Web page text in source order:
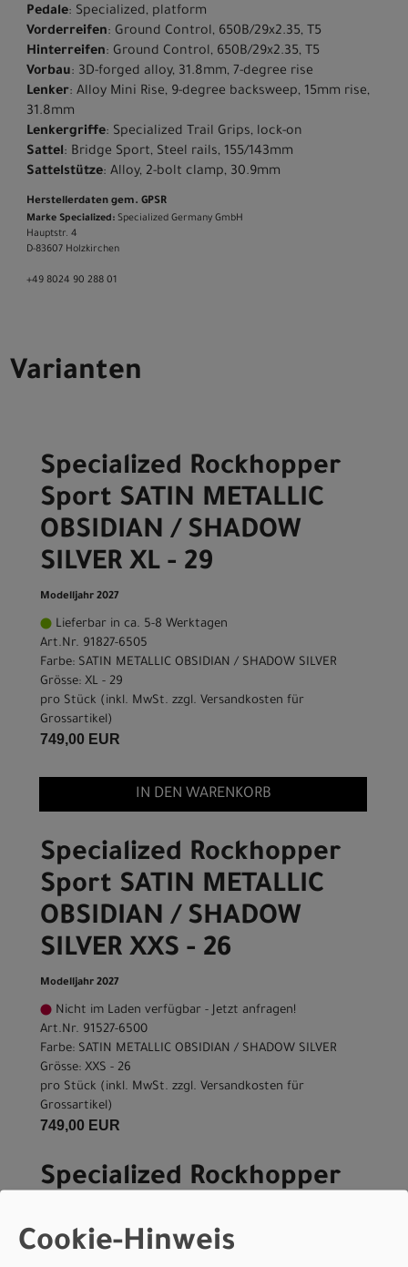
Pedale: Specialized, platform
Vorderreifen: Ground Control, 650B/29x2.35, T5
Hinterreifen: Ground Control, 650B/29x2.35, T5
Vorbau: 3D-forged alloy, 31.8mm, 7-degree rise
Lenker: Alloy Mini Rise, 9-degree backsweep, 15mm rise,
31.8mm
Lenkergriffe: Specialized Trail Grips, lock-on
Sattel: Bridge Sport, Steel rails, 155/143mm
Sattelstütze: Alloy, 2-bolt clamp, 30.9mm
Herstellerdaten gem. GPSR
Marke Specialized: Specialized Germany GmbH
Hauptstr. 4
D-83607 Holzkirchen
+49 8024 90 288 01
Varianten
Specialized Rockhopper
Sport SATIN METALLIC
OBSIDIAN / SHADOW
SILVER XL - 29
Modelljahr 2027
Lieferbar in ca. 5-8 Werktagen
Art.Nr. 91827-6505
Farbe: SATIN METALLIC OBSIDIAN / SHADOW SILVER
Grösse: XL - 29
pro Stück (inkl. MwSt. zzgl. Versandkosten für
Grossartikel)
749,00 EUR
IN DEN WARENKORB
Specialized Rockhopper
Sport SATIN METALLIC
OBSIDIAN / SHADOW
SILVER XXS - 26
Modelljahr 2027
Nicht im Laden verfügbar - Jetzt anfragen!
Art.Nr. 91527-6500
Farbe: SATIN METALLIC OBSIDIAN / SHADOW SILVER
Grösse: XXS - 26
pro Stück (inkl. MwSt. zzgl. Versandkosten für
Grossartikel)
749,00 EUR
Specialized Rockhopper
OBSIDIAN / SHADOW
Cookie-Hinweis